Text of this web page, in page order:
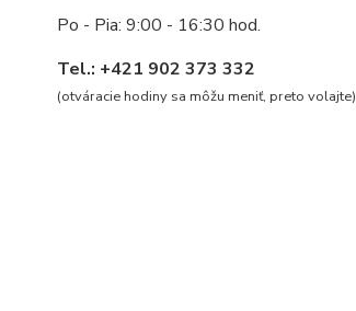
Po - Pia: 9:00 - 16:30 hod.
Tel.: +421 902 373 332
(otváracie hodiny sa môžu meniť, preto volajte)